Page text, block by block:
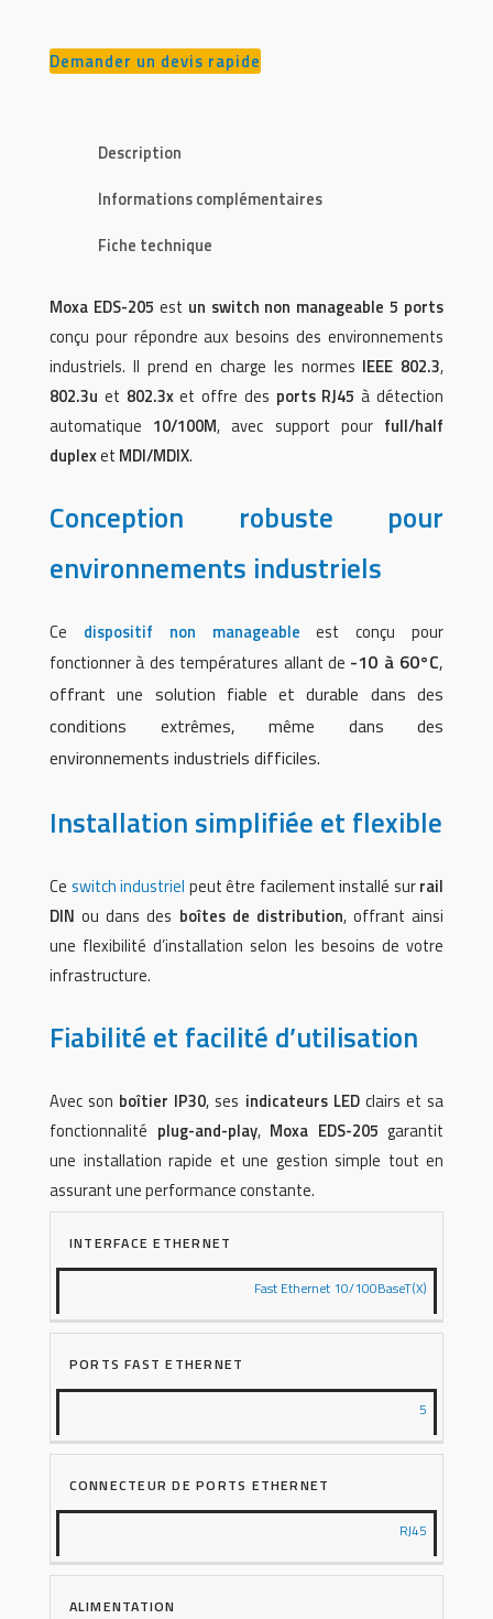
Demander un devis rapide
Description
Informations complémentaires
Fiche technique
Moxa EDS-205 est un switch non manageable 5 ports
conçu pour répondre aux besoins des environnements
industriels. Il prend en charge les normes IEEE 802.3,
802.3u et 802.3xet offre des ports RJ45 à détection
automatique 10/100M, avec support pour full/half
duplexet MDI/MDIX.
Conception robuste pour
environnements industriels
Ce dispositif non manageable est conçu pour
fonctionner à des températures allant de -10 à 60°C,
offrant une solution fiable et durable dans des
conditions extrêmes, même dans des
environnements industriels difficiles.
Installation simplifiée et flexible
Ce switch industriel peut être facilement installé surrail
DIN ou dans des boîtes de distribution, offrant ainsi
une flexibilité d’installation selon les besoins de votre
infrastructure.
Fiabilité et facilité d’utilisation
Avec son boîtier IP30, ses indicateurs LEDclairs et sa
fonctionnalité plug-and-play, Moxa EDS-205 garantit
une installation rapide et une gestion simple tout en
assurant une performance constante.
INTERFACE ETHERNET
Fast Ethernet 10/100BaseT(X)
PORTS FAST ETHERNET
5
CONNECTEUR DE PORTS ETHERNET
RJ45
ALIMENTATION